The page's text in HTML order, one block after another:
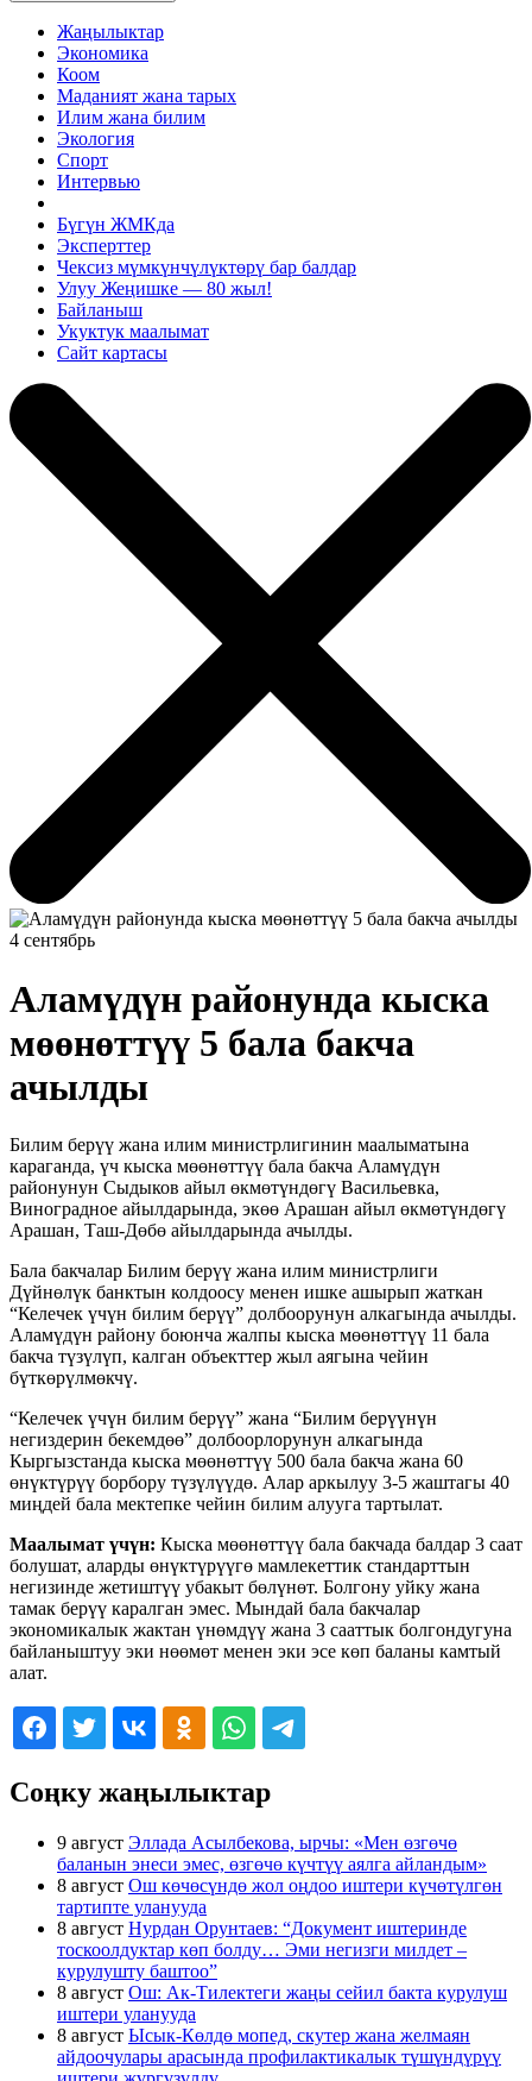
Жаңылыктар
Экономика
Коом
Маданият жана тарых
Илим жана билим
Экология
Спорт
Интервью
Бүгүн ЖМКда
Эксперттер
Чексиз мүмкүнчүлүктөрү бар балдар
Улуу Жеңишке — 80 жыл!
Байланыш
Укуктук маалымат
Сайт картасы
4 сентябрь
Аламүдүн районунда кыска
мөөнөттүү 5 бала бакча
ачылды
Билим берүү жана илим министрлигинин маалыматына
караганда, үч кыска мөөнөттүү бала бакча Аламүдүн
районунун Сыдыков айыл өкмөтүндөгү Васильевка,
Виноградное айылдарында, экөө Арашан айыл өкмөтүндөгү
Арашан, Таш-Дөбө айылдарында ачылды.
Бала бакчалар Билим берүү жана илим министрлиги
Дүйнөлүк банктын колдоосу менен ишке ашырып жаткан
“Келечек үчүн билим берүү” долбоорунун алкагында ачылды.
Аламүдүн району боюнча жалпы кыска мөөнөттүү 11 бала
бакча түзүлүп, калган объекттер жыл аягына чейин
бүткөрүлмөкчү.
“Келечек үчүн билим берүү” жана “Билим берүүнүн
негиздерин бекемдөө” долбоорлорунун алкагында
Кыргызстанда кыска мөөнөттүү 500 бала бакча жана 60
өнүктүрүү борбору түзүлүүдө. Алар аркылуу 3-5 жаштагы 40
миңдей бала мектепке чейин билим алууга тартылат.
Маалымат үчүн: Кыска мөөнөттүү бала бакчада балдар 3 саат
болушат, аларды өнүктүрүүгө мамлекеттик стандарттын
негизинде жетиштүү убакыт бөлүнөт. Болгону уйку жана
тамак берүү каралган эмес. Мындай бала бакчалар
экономикалык жактан үнөмдүү жана 3 сааттык болгондугуна
байланыштуу эки нөөмөт менен эки эсе көп баланы камтый
алат.
Соңку жаңылыктар
9 август Эллада Асылбекова, ырчы: «Мен өзгөчө
баланын энеси эмес, өзгөчө күчтүү аялга айландым»
8 август Ош көчөсүндө жол оңдоо иштери күчөтүлгөн
тартипте уланууда
8 август Нурдан Орунтаев: “Документ иштеринде
тоскоолдуктар көп болду… Эми негизги милдет –
курулушту баштоо”
8 август Ош: Ак-Тилектеги жаңы сейил бакта курулуш
иштери уланууда
8 август Ысык-Көлдө мопед, скутер жана желмаян
айдоочулары арасында профилактикалык түшүндүрүү